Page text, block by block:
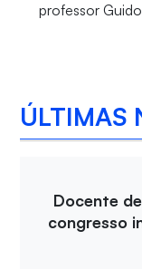
professor
ÚLTIMAS
Docente
congresso